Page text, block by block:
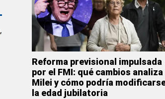
,
Reforma previsional impulsada
por el FMI: qué cambios analiza
Milei y cómo podría
la edad jubilatoria